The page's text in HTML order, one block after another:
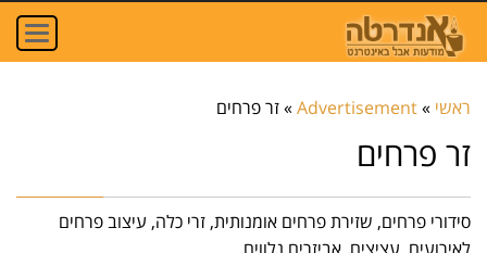
ראשי »
Advertisement
»זר פרחים
זר פרחים
סידורי פרחים, שזירת פרחים אומנותית, זרי כלה, עיצוב פרחים